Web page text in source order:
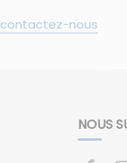
contactez-nous
NOUS